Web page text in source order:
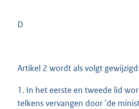
D
Artikel 2 wordt als volgt
1. In het eerste en tweede lid
telkens vervangen door 'de